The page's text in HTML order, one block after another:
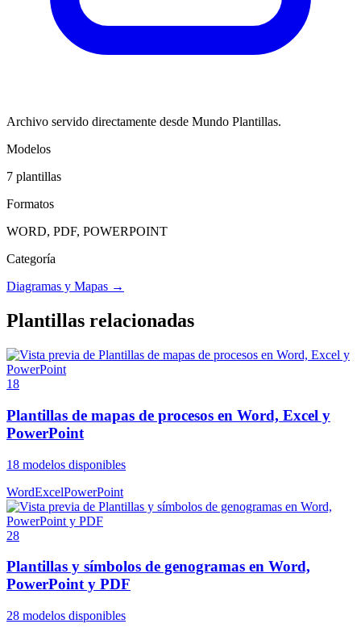
Archivo servido directamente desde Mundo Plantillas.
Modelos
7 plantillas
Formatos
WORD, PDF, POWERPOINT
Categoría
Diagramas y Mapas →
Plantillas relacionadas
18
Plantillas de mapas de procesos en Word, Excel y
PowerPoint
18 modelos disponibles
WordExcelPowerPoint
28
Plantillas y símbolos de genogramas en Word,
PowerPoint y PDF
28 modelos disponibles